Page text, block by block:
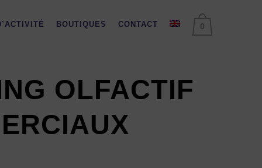
0
BOUTIQUES CONTACT
OLFACTIF